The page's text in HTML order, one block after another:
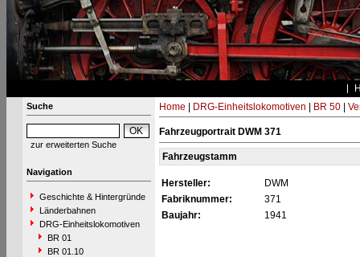
Suche
zur erweiterten Suche
Navigation
Geschichte & Hintergründe
Länderbahnen
DRG-Einheitslokomotiven
BR 01
BR 01.10
Home DRG-Einheitslokomotiven BR 50|
Fahrzeugportrait DWM 371
Fahrzeugstamm
Hersteller:
DWM
Fabriknummer:
371
Baujahr:
1941